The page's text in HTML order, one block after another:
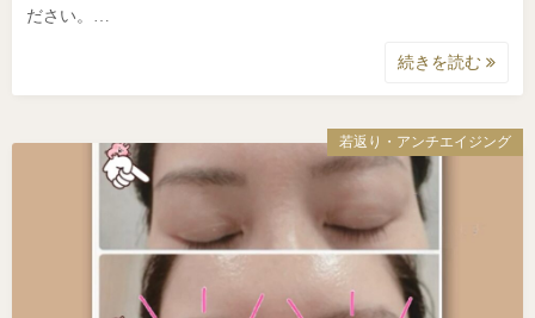
ださい。…
続きを読む
若返り・アンチエイジング